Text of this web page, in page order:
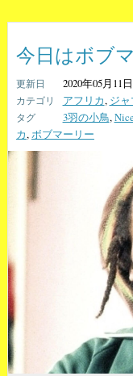
今日はボブ
2020年05月11日
アフリカ, ジ
3羽の小鳥,
カ,ボブマーリー